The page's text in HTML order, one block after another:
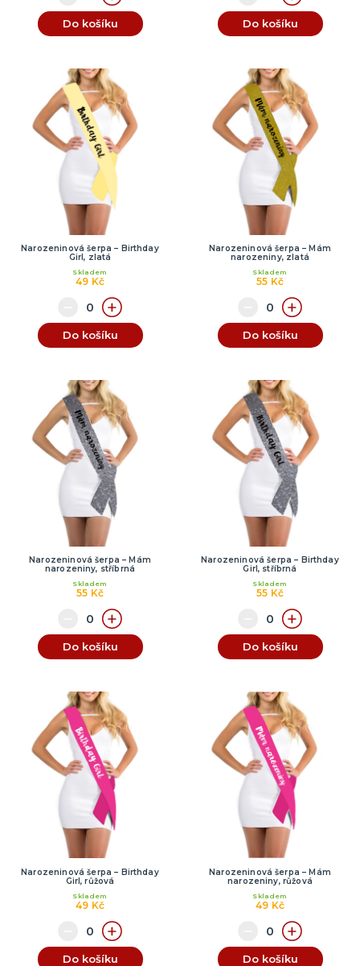
Do košíku Do košíku
Narozeninová šerpa – Birthday
Girl, zlatá
49 Kč
Skladem
Do košíku
Narozeninová šerpa – Mám
narozeniny, zlatá
55 Kč
Skladem
Do košíku
Narozeninová šerpa – Mám
narozeniny, stříbrná
55 Kč
Skladem
Do košíku
Narozeninová šerpa – Birthday
Girl, stříbrná
55 Kč
Skladem
Do košíku
Narozeninová šerpa – Birthday
Girl, růžová
49 Kč
Skladem
Do košíku
Narozeninová šerpa – Mám
narozeniny, růžová
49 Kč
Skladem
Do košíku